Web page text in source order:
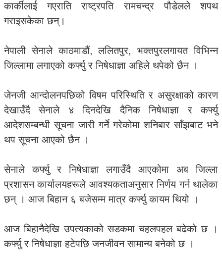
कार्कीलाई गएराति राष्ट्रपति रामचन्द्र पौडेलले शपथ
गराइसकेका छन्।
नेपाली सेनाले काठमाडौं, ललितपुर, भक्तपुरलगायत विभिन्न
जिल्लामा लगाएको कर्फ्यु र निषेधाज्ञा अहिले थपेको छैन ।
जेनजी आन्दोलनपछिको विषम परिस्थिति र असुरक्षाको कारण
देखाउँदै सेनाले ४ दिनदेखि दैनिक निषेधाज्ञा र कर्फ्यु
आदेशसम्बन्धी सूचना जारी गर्ने गरेकोमा शनिबार साँझबाट भने
थप सूचना आएको छैन ।
सेनाले कर्फ्यु र निषेधाज्ञा लगाउँदै आएकोमा अब जिल्ला
प्रशासन कार्यालयहरूले आवश्यकताअनुसार निर्णय गर्न थालेका
छन् । आज बिहान ६ बजेसम्म मात्र कर्फ्यु कायम थियो ।
आज बिहानैदेखि उपत्यकाको सडकमा चहलपहल बढेको छ ।
कर्फ्यु र निषेधाज्ञा हटेपछि जनजीवन सामान्य बनेको छ ।